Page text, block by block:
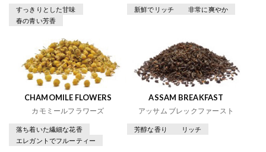
すっきりとした甘味
春の青い芳香
新鮮でリッチ 非常に爽やか
CHAMOMILE FLOWERS
カモミールフラワーズ
落ち着いた繊細な花香
エレガントでフルーティー
ASSAM BREAKFAST
アッサム ブレックファースト
芳醇な香り リッチ